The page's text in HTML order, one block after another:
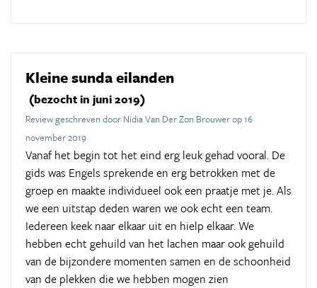
Kleine sunda eilanden
(bezocht in juni 2019)
Review geschreven door Nidia Van Der Zon Brouwer op 16
november 2019
Vanaf het begin tot het eind erg leuk gehad vooral. De
gids was Engels sprekende en erg betrokken met de
groep en maakte individueel ook een praatje met je. Als
we een uitstap deden waren we ook echt een team.
Iedereen keek naar elkaar uit en hielp elkaar. We
hebben echt gehuild van het lachen maar ook gehuild
van de bijzondere momenten samen en de schoonheid
van de plekken die we hebben mogen zien